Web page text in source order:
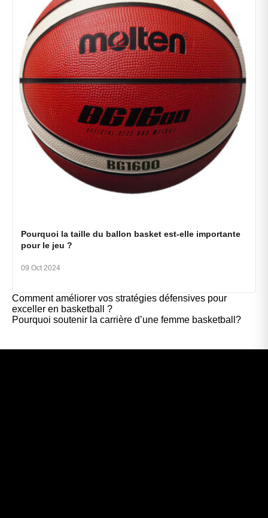
Pourquoi la taille du ballon basket est-elle importante
pour le jeu ?
09 Oct 2024
Comment améliorer vos stratégies défensives pour
exceller en basketball ?
Pourquoi soutenir la carrière d’une femme basketball?